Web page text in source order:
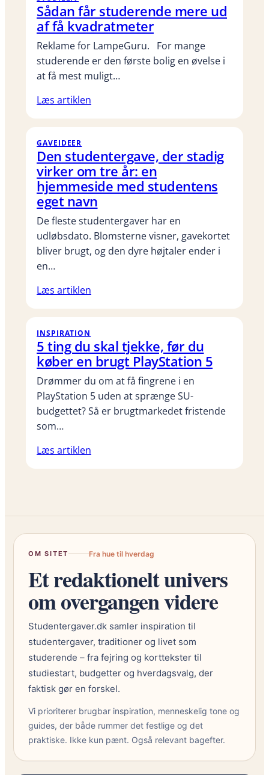
Sådan får studerende mere ud
af få kvadratmeter
Reklame for LampeGuru. For mange
studerende er den første bolig en øvelse i
at få mest muligt…
Læs artiklen
GAVEIDEER
Den studentergave, der stadig
virker om tre år: en
hjemmeside med studentens
eget navn
De fleste studentergaver har en
udløbsdato. Blomsterne visner, gavekortet
bliver brugt, og den dyre højtaler ender i
en…
Læs artiklen
INSPIRATION
5 ting du skal tjekke, før du
køber en brugt PlayStation 5
Drømmer du om at få fingrene i en
PlayStation 5 uden at sprænge SU-
budgettet? Så er brugtmarkedet fristende
som…
Læs artiklen
OM SITET Fra hue til hverdag
Et redaktionelt univers
om overgangen videre
Studentergaver.dk samler inspiration til
studentergaver, traditioner og livet som
studerende – fra fejring og korttekster til
studiestart, budgetter og hverdagsvalg, der
faktisk gør en forskel.
Vi prioriterer brugbar inspiration, menneskelig tone og
guides, der både rummer det festlige og det
praktiske. Ikke kun pænt. Også relevant bagefter.